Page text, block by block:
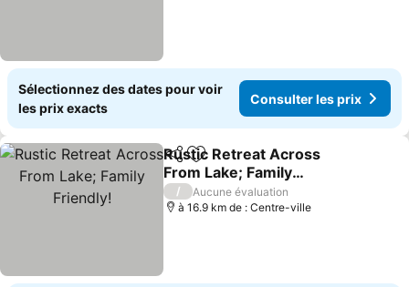
Sélectionnez des dates pour voir
les prix exacts
Consulter les prix
PartagerAjouter à mes favoris
Rustic Retreat Across
From Lake; Family
Friendly!
Consulter les prix
/
Aucune évaluation
à 16.9 km de : Centre-ville